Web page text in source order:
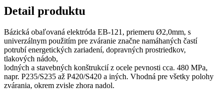
Ø2,0mm
Detail produktu
Bázická obaľovaná elektróda EB-121, priemeru Ø2,0mm, s
univerzálnym použitím pre zváranie značne namáhaných častí
potrubí energetických zariadení, dopravných prostriedkov,
tlakových nádob,
lodných a stavebných konštrukcií z ocele pevnosti cca. 480 MPa,
napr. P235/S235 až P420/S420 a iných. Vhodná pre všetky polohy
zvárania, okrem zvisle zhora nadol.